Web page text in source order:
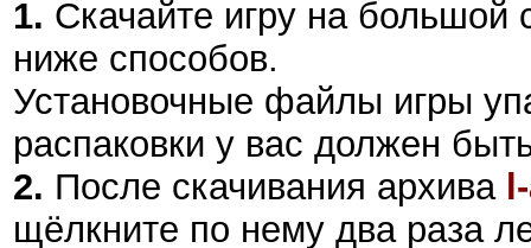
1. Скачайте игру на большой
ниже способов.
Установочные файлы игры
распаковки у вас должен
2. После скачивания архива
щёлкните по нему два раза